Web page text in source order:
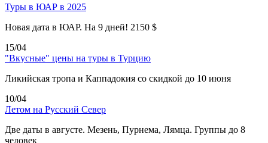
Туры в ЮАР в 2025
Новая дата в ЮАР. На 9 дней! 2150 $
15/04
"Вкусные" цены на туры в Турцию
Ликийская тропа и Каппадокия со скидкой до 10 июня
10/04
Летом на Русский Север
Две даты в августе. Мезень, Пурнема, Лямца. Группы до 8
человек